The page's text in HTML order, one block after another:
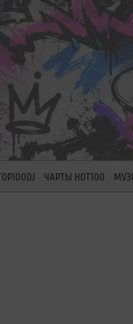
ЧАРТЫ HOT100